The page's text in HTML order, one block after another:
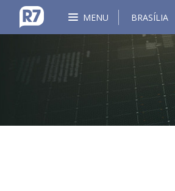
MENU BRASÍLIA